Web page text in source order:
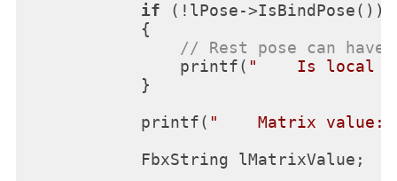
if (!lPose->IsBindPose())
            {
// Rest pose can
                printf(
"    Is local
            }
            printf(
"    Matrix value:
            FbxString lMatrixValue;